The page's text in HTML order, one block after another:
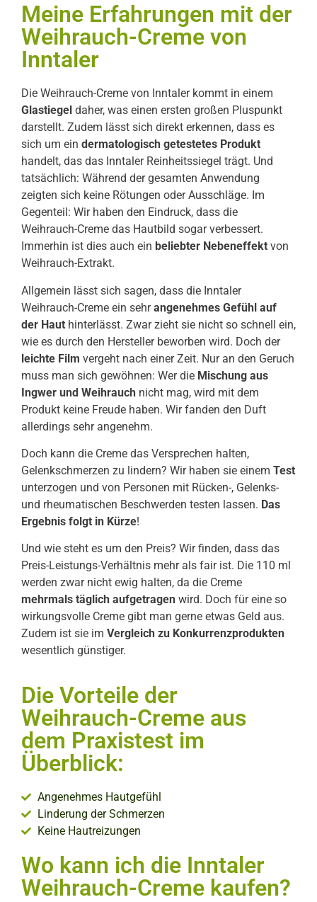
Meine Erfahrungen mit der
Weihrauch-Creme von
Inntaler
Die Weihrauch-Creme von Inntaler kommt in einem
Glastiegel daher, was einen ersten großen Pluspunkt
darstellt. Zudem lässt sich direkt erkennen, dass es
sich um ein dermatologisch getestetes Produkt
handelt, das das Inntaler Reinheitssiegel trägt. Und
tatsächlich: Während der gesamten Anwendung
zeigten sich keine Rötungen oder Ausschläge. Im
Gegenteil: Wir haben den Eindruck, dass die
Weihrauch-Creme das Hautbild sogar verbessert.
Immerhin ist dies auch ein beliebter Nebeneffekt von
Weihrauch-Extrakt.
Allgemein lässt sich sagen, dass die Inntaler
Weihrauch-Creme ein sehrangenehmes Gefühl auf
der Haut hinterlässt. Zwar zieht sie nicht so schnell ein,
wie es durch den Hersteller beworben wird. Doch der
leichte Film vergeht nach einer Zeit. Nur an den Geruch
muss man sich gewöhnen: Wer die Mischung aus
Ingwer und Weihrauch nicht mag, wird mit dem
Produkt keine Freude haben. Wir fanden den Duft
allerdings sehr angenehm.
Doch kann die Creme das Versprechen halten,
Gelenkschmerzen zu lindern? Wir haben sie einem Test
unterzogen und von Personen mit Rücken-, Gelenks-
und rheumatischen Beschwerden testen lassen. Das
Ergebnis folgt in Kürze!
Und wie steht es um den Preis? Wir finden, dass das
Preis-Leistungs-Verhältnis mehr als fair ist. Die 110 ml
werden zwar nicht ewig halten, da die Creme
mehrmals täglich aufgetragen wird. Doch für eine so
wirkungsvolle Creme gibt man gerne etwas Geld aus.
Zudem ist sie im Vergleich zu Konkurrenzprodukten
wesentlich günstiger.
Die Vorteile der
Weihrauch-Creme aus
dem Praxistest im
Überblick:
Angenehmes Hautgefühl
Linderung der Schmerzen
Keine Hautreizungen
Wo kann ich die Inntaler
Weihrauch-Creme kaufen?